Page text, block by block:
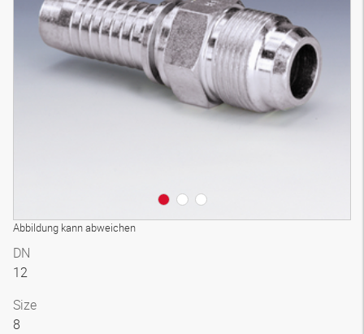
Abbildung kann abweichen
3D Modell
DN
12
Size
8